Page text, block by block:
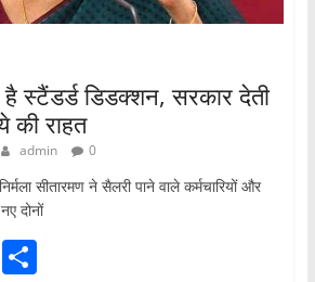
है स्टैंडर्ड डिडक्शन, सरकार देती
राहत
admin 0
सीतारमण ने सैलरी पाने वाले कर्मचारियों और
दोनों
S